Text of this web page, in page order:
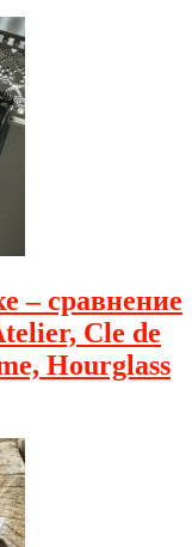
– сравнение
Cle de
Hourglass